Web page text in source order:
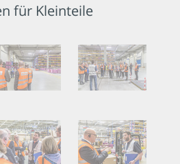
für Kleinteile